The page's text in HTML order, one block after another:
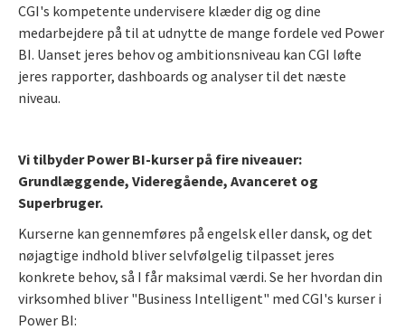
CGI's kompetente undervisere klæder dig og dine
medarbejdere på til at udnytte de mange fordele ved Power
BI. Uanset jeres behov og ambitionsniveau kan CGI løfte
jeres rapporter, dashboards og analyser til det næste
niveau.
Vi tilbyder Power BI-kurser på fire niveauer:
Grundlæggende, Videregående, Avanceret og
Superbruger.
Kurserne kan gennemføres på engelsk eller dansk, og det
nøjagtige indhold bliver selvfølgelig tilpasset jeres
konkrete behov, så I får maksimal værdi. Se her hvordan din
virksomhed bliver "Business Intelligent" med CGI's kurser i
Power BI: